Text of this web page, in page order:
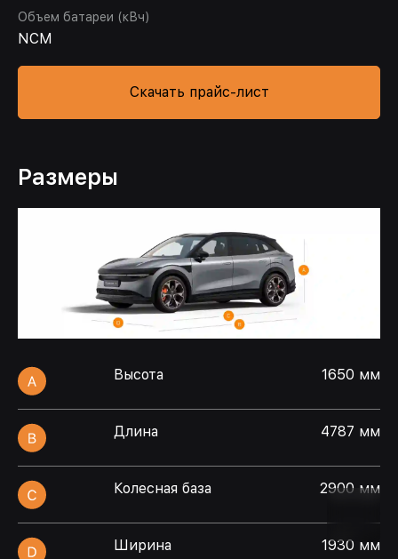
Объем батареи (кВч)
NCM
Скачать прайс-лист
Размеры
Высота 1650 мм
Длина 4787 мм
Колесная база 2900 мм
Ширина 1930 мм